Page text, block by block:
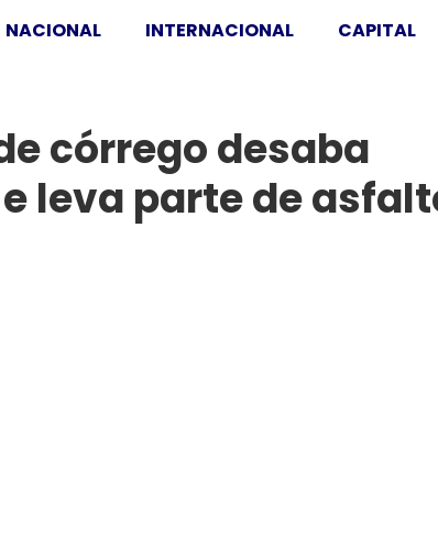
NACIONAL INTERNACIONAL CAPITAL
córrego desaba
leva parte de